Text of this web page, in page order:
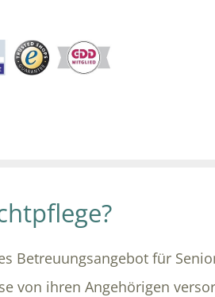
Betreuungsangebot für
von ihren Angehörigen